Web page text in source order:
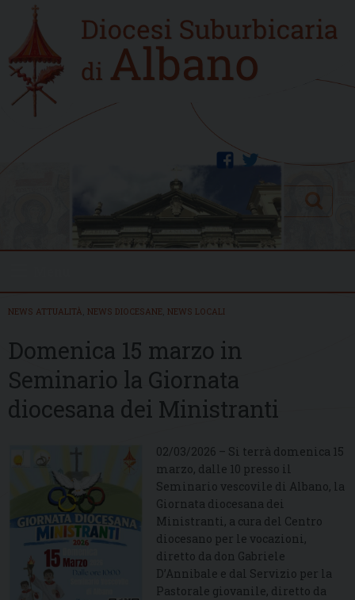
content
Home
new
twitter
facebook
Search
NEWS ATTUALITÀ NEWS DIOCESANE NEWS LOCALI
Domenica 15 marzo in
Seminario la Giornata
diocesana dei Ministranti
02/03/2026 – Si terrà domenica 15
marzo, dalle 10 presso il
Seminario vescovile di Albano, la
Giornata diocesana dei
Ministranti, a cura del Centro
diocesano per le vocazioni,
diretto da don Gabriele
D’Annibale e dal Servizio per la
Pastorale giovanile, diretto da